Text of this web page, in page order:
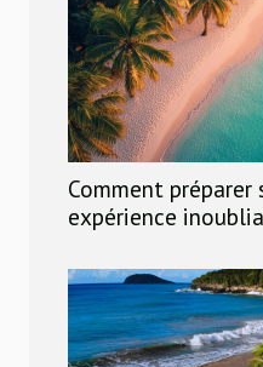
Comment préparer
expérience